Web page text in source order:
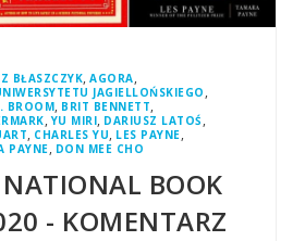
BŁASZCZYK,AGORA,
JAGIELLOŃSKIEGO ,
BROOM, BRIT BENNETT,
,YU MIRI, DARIUSZ LATOŚ ,
, CHARLES YU, LES PAYNE,
PAYNE, DON MEE CHO
NATIONAL BOOK
- KOMENTARZ